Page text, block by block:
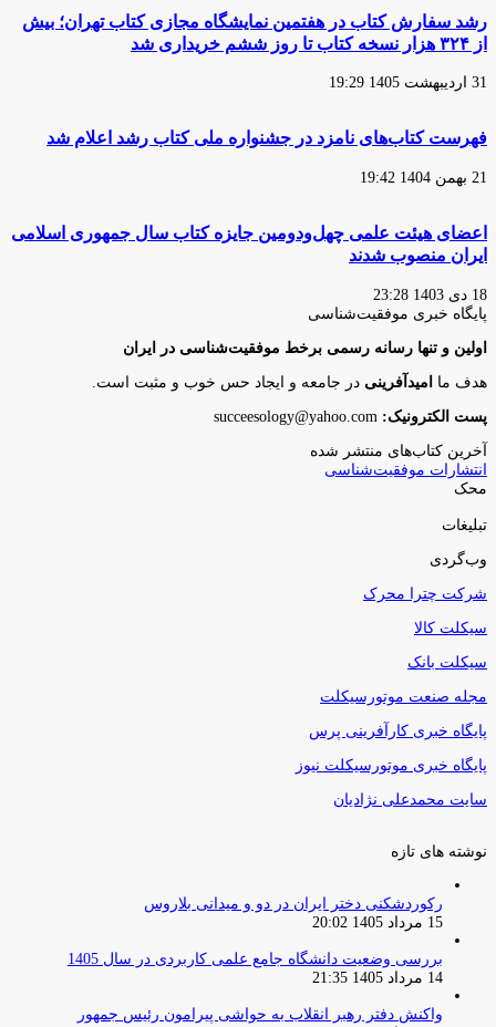
رشد سفارش‌ کتاب در هفتمین نمایشگاه مجازی کتاب تهران؛ بیش
از ۳۲۴ هزار نسخه کتاب تا روز ششم خریداری شد
31 اردیبهشت 1405 19:29
فهرست کتاب‌های نامزد در جشنواره ملی کتاب رشد اعلام شد
21 بهمن 1404 19:42
اعضای هیئت علمی چهل‌ودومین جایزه کتاب سال جمهوری اسلامی
ایران منصوب شدند
18 دی 1403 23:28
پایگاه‌ خبری موفقیت‌شناسی
اولین و تنها رسانه رسمی برخط موفقیت‌شناسی در ایران
هدف ما امیدآفرینی در جامعه و ایجاد حس خوب و مثبت است.
پست الکترونیک:
آخرین کتاب‌های منتشر شده
انتشارات موفقیت‌شناسی
محک
تبلیغات
وب‌گردی
شرکت چترا محرک
سیکلت کالا
سیکلت بانک
مجله صنعت موتورسیکلت
پایگاه خبری کارآفرینی پرس
پایگاه خبری موتورسیکلت نیوز
سایت محمدعلی نژادیان
نوشته های تازه
رکوردشکنی دختر ایران در دو و میدانی بلاروس
15 مرداد 1405 20:02
بررسی وضعیت دانشگاه جامع علمی کاربردی در سال 1405
14 مرداد 1405 21:35
واکنش دفتر رهبر انقلاب به حواشی پیرامون رئیس جمهور